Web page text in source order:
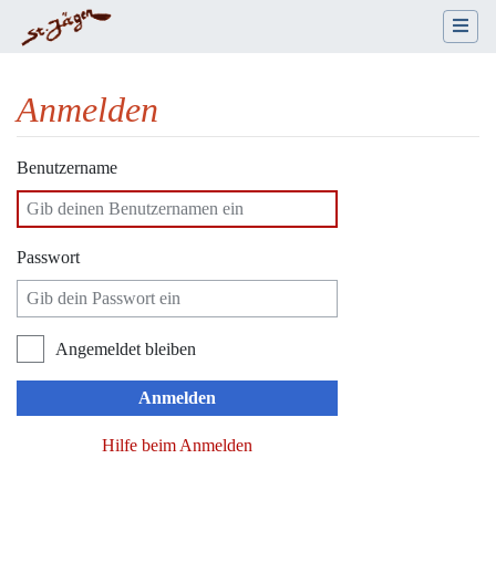
Anmelden
Wechseln zu:Navigation
Benutzername
Passwort
Angemeldet bleiben
Anmelden
Hilfe beim Anmelden